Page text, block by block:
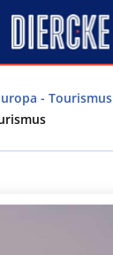
- Tourismus